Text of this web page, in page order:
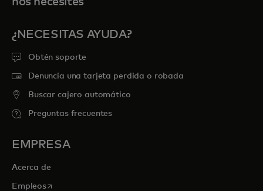
¿NECESITAS AYUDA?
Obtén soporte
Denuncia una tarjeta perdida o robada
Buscar cajero automático
Preguntas frecuentes
EMPRESA
Acerca de
Empleosse abre en una pestaña nueva